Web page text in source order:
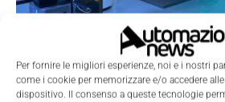
Per fornire le migliori esperienze, noi e i nostri
come i cookie per memorizzare e/o accedere
dispositivo. Il consenso a queste tecnologie